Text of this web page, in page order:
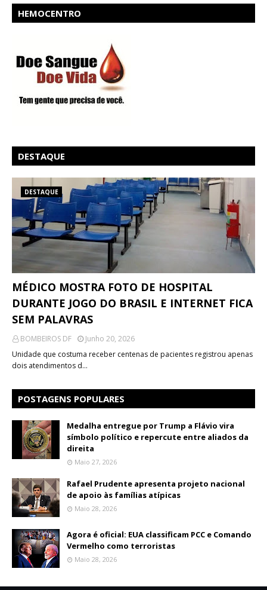
HEMOCENTRO
DESTAQUE
DESTAQUE
MÉDICO MOSTRA FOTO DE HOSPITAL
DURANTE JOGO DO BRASIL E INTERNET FICA
SEM PALAVRAS
BOMBEIROS DF
Junho 20, 2026
Unidade que costuma receber centenas de pacientes registrou apenas
dois atendimentos d…
POSTAGENS POPULARES
Medalha entregue por Trump a Flávio vira
símbolo político e repercute entre aliados da
direita
Maio 27, 2026
Rafael Prudente apresenta projeto nacional
de apoio às famílias atípicas
Maio 28, 2026
Agora é oficial: EUA classificam PCC e Comando
Vermelho como terroristas
Maio 28, 2026